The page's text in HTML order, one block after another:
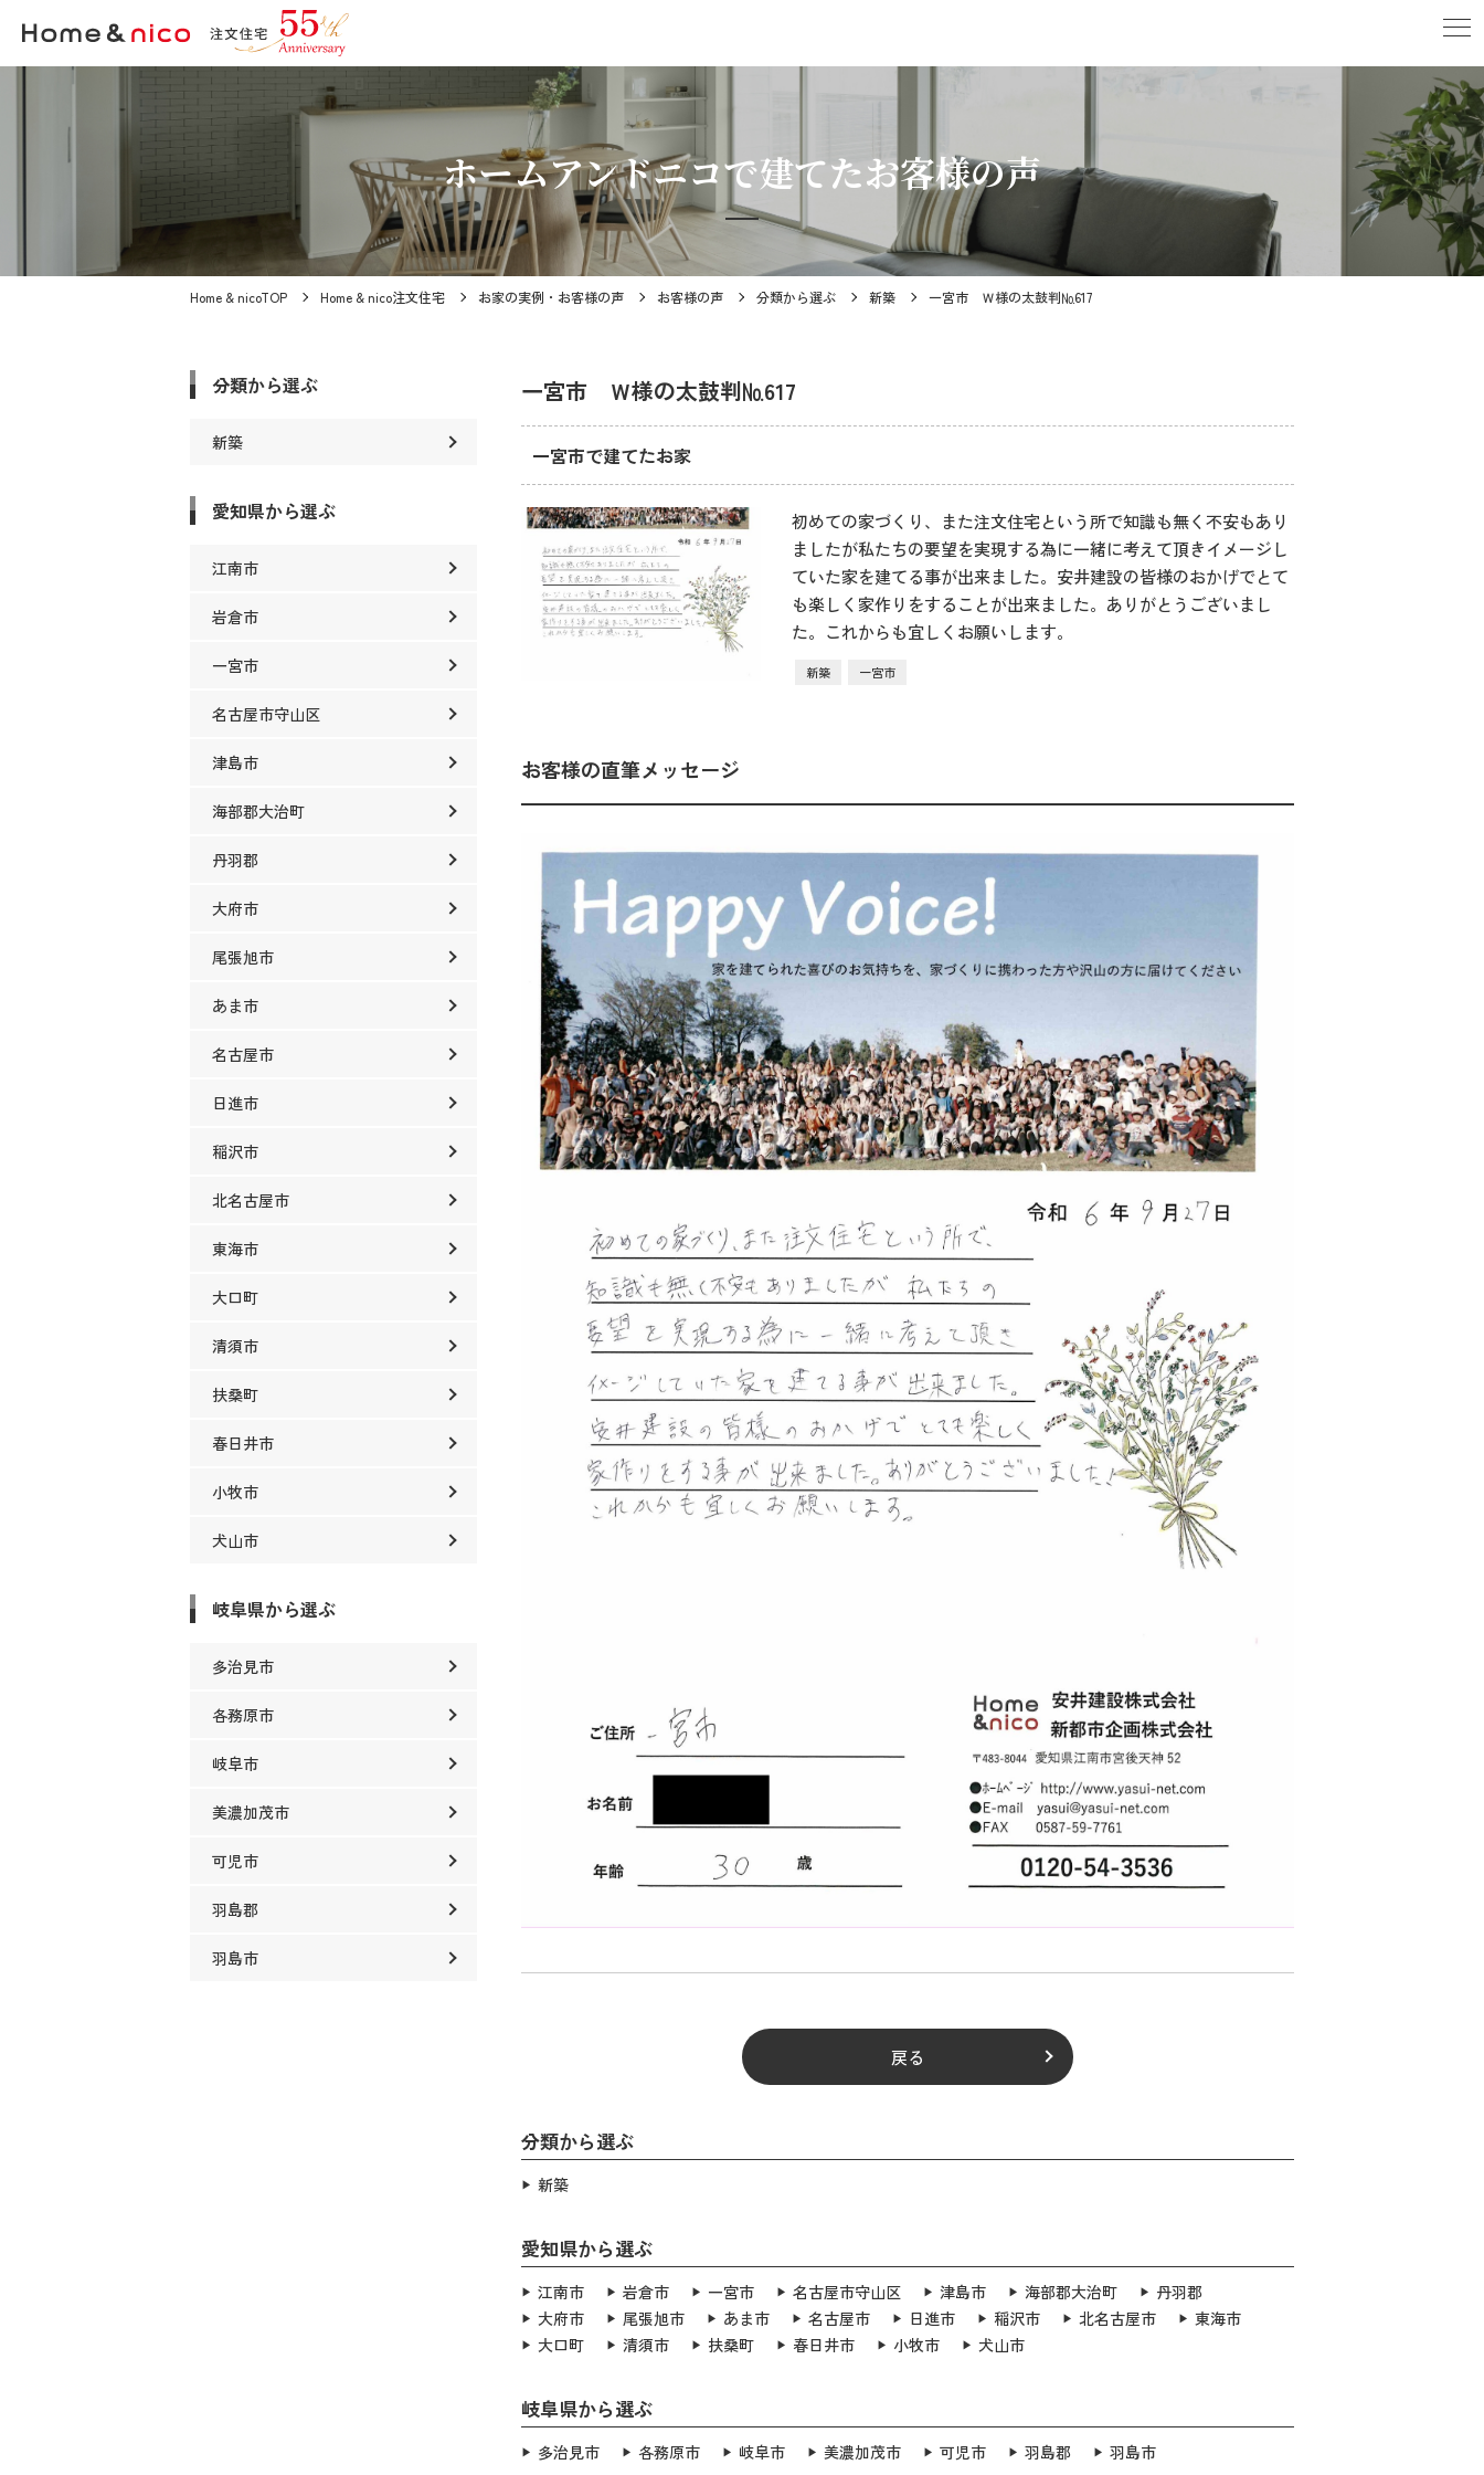
ホームアンドニコで建てたお客様の声
Home & nicoTOP Home & nico注文住宅 お家の実例・お客様の声 お客様の声 分類から選ぶ 新築 一宮市 Ｗ様の太鼓判№617
一宮市 Ｗ様の太鼓判№617
一宮市で建てたお家
初めての家づくり、また注文住宅という所で知識も無く不安もあり
ましたが私たちの要望を実現する為に一緒に考えて頂きイメージし
ていた家を建てる事が出来ました。安井建設の皆様のおかげでとて
も楽しく家作りをすることが出来ました。ありがとうございまし
た。これからも宜しくお願いします。
新築 一宮市
お客様の直筆メッセージ
戻る
分類から選ぶ
新築
愛知県から選ぶ
江南市 岩倉市 一宮市 名古屋市守山区 津島市 海部郡大治町
丹羽郡
大府市
尾張旭市 あま市 名古屋市 日進市 稲沢市 北名古屋市
東海市
大口町
清須市 扶桑町 春日井市 小牧市 犬山市
岐阜県から選ぶ
多治見市 各務原市 岐阜市 美濃加茂市 可児市 羽島郡 羽島市
分類から選ぶ
新築
愛知県から選ぶ
江南市
岩倉市
一宮市
名古屋市守山区
津島市
海部郡大治町
丹羽郡
大府市
尾張旭市
あま市
名古屋市
日進市
稲沢市
北名古屋市
東海市
大口町
清須市
扶桑町
春日井市
小牧市
犬山市
岐阜県から選ぶ
多治見市
各務原市
岐阜市
美濃加茂市
可児市
羽島郡
羽島市